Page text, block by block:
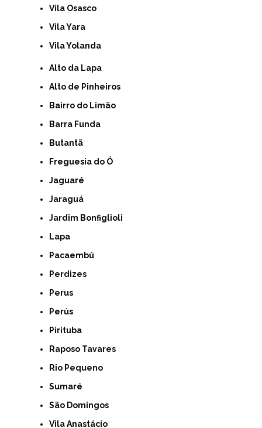
Vila Osasco
Vila Yara
Vila Yolanda
Alto da Lapa
Alto de Pinheiros
Bairro do Limão
Barra Funda
Butantã
Freguesia do Ó
Jaguaré
Jaraguá
Jardim Bonfiglioli
Lapa
Pacaembú
Perdizes
Perus
Perús
Pirituba
Raposo Tavares
Rio Pequeno
Sumaré
São Domingos
Vila Anastácio